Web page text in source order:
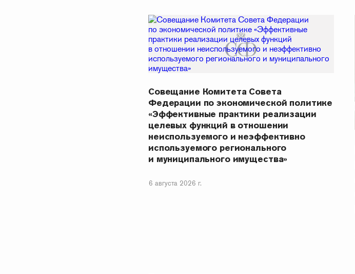
Совещание Комитета Совета
Федерации по экономической политике
«Эффективные практики реализации
целевых функций в отношении
неиспользуемого и неэффективно
используемого регионального
и муниципального имущества»
6 августа 2026 г.